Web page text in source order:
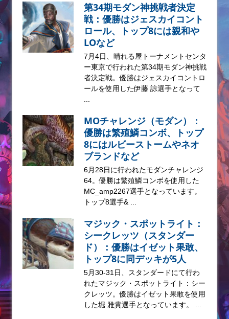
第34期モダン神挑戦者決定
戦：優勝はジェスカイコント
ロール、トップ8には親和や
LOなど
7月4日、晴れる屋トーナメントセンタ
ー東京で行われた第34期モダン神挑戦
者決定戦。優勝はジェスカイコントロ
ールを使用した伊藤 諒選手となって
MOチャレンジ（モダン）：
優勝は繁殖鱗コンボ、トップ
8にはルビーストームやネオ
ブランドなど
6月28日に行われたモダンチャレンジ
64。優勝は繁殖鱗コンボを使用した
MC_amp2267選手となっています。
トップ8選手& ...
マジック・スポットライト：
シークレッツ（スタンダー
ド）：優勝はイゼット果敢、
トップ8に同デッキが5人
5月30-31日、スタンダードにて行わ
れたマジック・スポットライト：シー
クレッツ。優勝はイゼット果敢を使用
した堀 雅貴選手となっています。 ...